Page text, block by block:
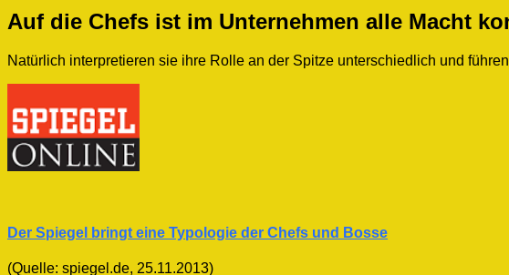
Auf die Chefs ist im Unternehmen alle Macht
Natürlich interpretieren sie ihre Rolle an der Spitze unterschiedlich und
Der Spiegel bringt eine Typologie der Chefs und Bosse
(Quelle: spiegel.de, 25.11.2013)